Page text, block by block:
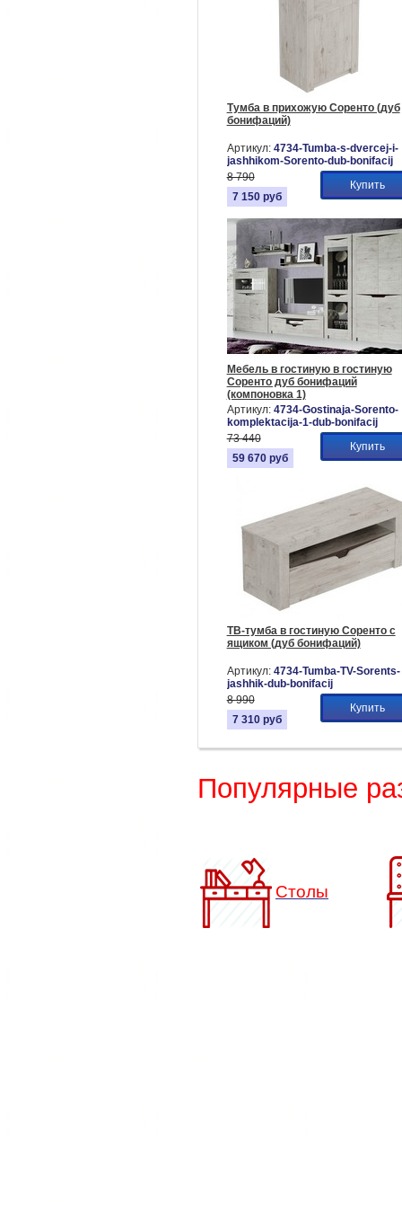
Тумба в прихожую Соренто (дуб
бонифаций)
Артикул: 4734-Tumba-s-dvercej-i-
jashhikom-Sorento-dub-bonifacij
8 790
7 150 руб
Купить
Мебель в гостиную в гостиную
Соренто дуб бонифаций
(компоновка 1)
Артикул: 4734-Gostinaja-Sorento-
komplektacija-1-dub-bonifacij
73 440
59 670 руб
Купить
ТВ-тумба в гостиную Соренто с
ящиком (дуб бонифаций)
Артикул: 4734-Tumba-TV-Sorents-
jashhik-dub-bonifacij
8 990
7 310 руб
Купить
Популярные
Столы